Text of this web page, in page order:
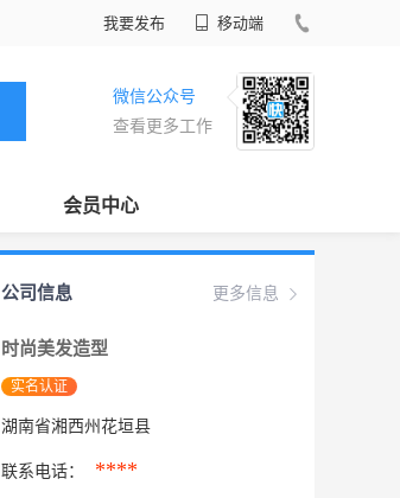
我要发布 移动端
微信公众号
查看更多工作
会员中心
更多信息
公司信息
时尚美发造型
实名认证
湖南省湘西州花垣县
联系电话： ****